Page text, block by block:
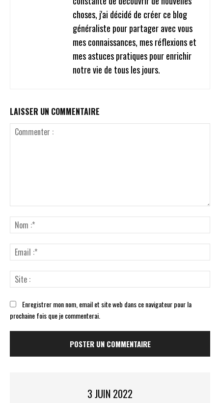
choses, j'ai décidé de créer ce blog
généraliste pour partager avec vous
mes connaissances, mes réflexions et
mes astuces pratiques pour enrichir
notre vie de tous les jours.
LAISSER UN COMMENTAIRE
:*
:*
:
Enregistrer mon nom, email et site web dans ce navigateur pour la
prochaine fois que je commenterai.
3 JUIN 2022